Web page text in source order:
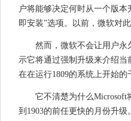
户将能够决定何时从一个版
即安装”选项。以前，微软对
然而，微软不会让用户永
示它将通过强制升级来介绍
在在运行1809的系统上开始的
它不清楚为什么Microsoft
到1903的前任更快的月份升级。